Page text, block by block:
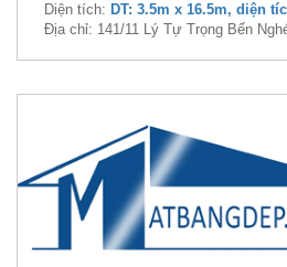
Diện tích: DT: 3.5m x 16.5m, diện
Địa chỉ: 141/11 Lý Tự Trọng Bến